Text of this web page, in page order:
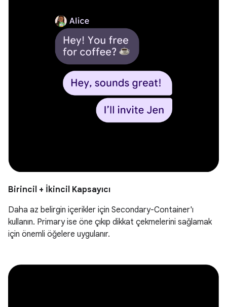
Birincil + İkincil Kapsayıcı
Daha az belirgin içerikler için Secondary-Container'ı
kullanın. Primary ise öne çıkıp dikkat çekmelerini sağlamak
için önemli öğelere uygulanır.